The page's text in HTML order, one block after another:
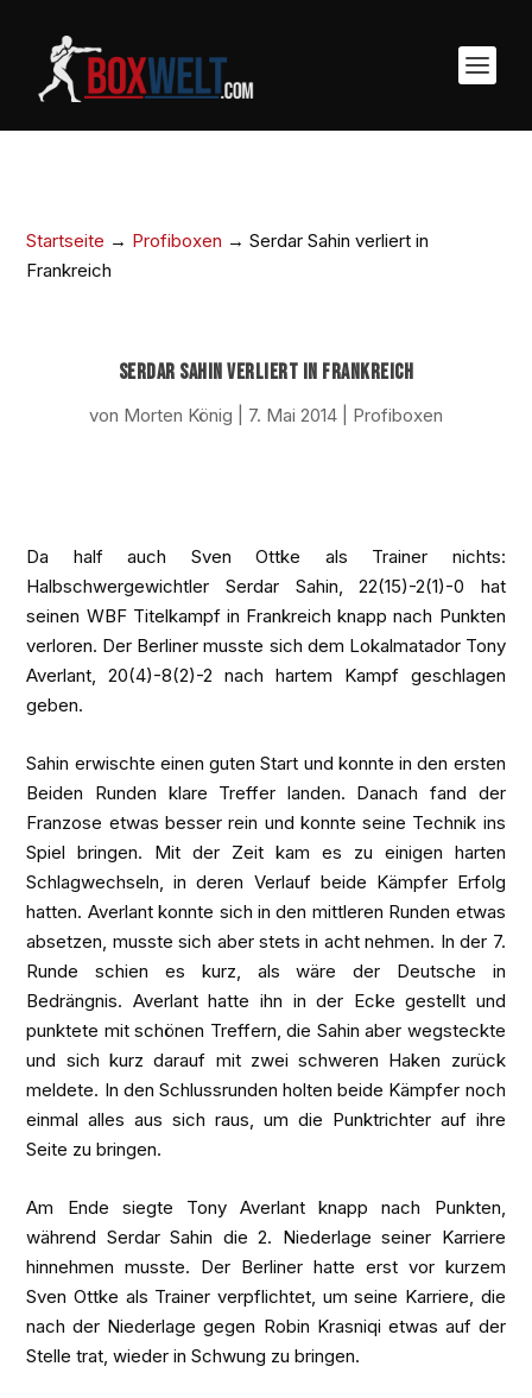
Startseite → Profiboxen →Serdar Sahin verliert in
Frankreich
SERDAR SAHIN VERLIERT IN FRANKREICH
von Morten König 7. Mai 2014 Profiboxen
Da half auch Sven Ottke als Trainer nichts:
Halbschwergewichtler Serdar Sahin, 22(15)-2(1)-0 hat
seinen WBF Titelkampf in Frankreich knapp nach Punkten
verloren. Der Berliner musste sich dem Lokalmatador Tony
Averlant, 20(4)-8(2)-2 nach hartem Kampf geschlagen
geben.
Sahin erwischte einen guten Start und konnte in den ersten
Beiden Runden klare Treffer landen. Danach fand der
Franzose etwas besser rein und konnte seine Technik ins
Spiel bringen. Mit der Zeit kam es zu einigen harten
Schlagwechseln, in deren Verlauf beide Kämpfer Erfolg
hatten. Averlant konnte sich in den mittleren Runden etwas
absetzen, musste sich aber stets in acht nehmen. In der 7.
Runde schien es kurz, als wäre der Deutsche in
Bedrängnis. Averlant hatte ihn in der Ecke gestellt und
punktete mit schönen Treffern, die Sahin aber wegsteckte
und sich kurz darauf mit zwei schweren Haken zurück
meldete. In den Schlussrunden holten beide Kämpfer noch
einmal alles aus sich raus, um die Punktrichter auf ihre
Seite zu bringen.
Am Ende siegte Tony Averlant knapp nach Punkten,
während Serdar Sahin die 2. Niederlage seiner Karriere
hinnehmen musste. Der Berliner hatte erst vor kurzem
Sven Ottke als Trainer verpflichtet, um seine Karriere, die
nach der Niederlage gegen Robin Krasniqi etwas auf der
Stelle trat, wieder in Schwung zu bringen.